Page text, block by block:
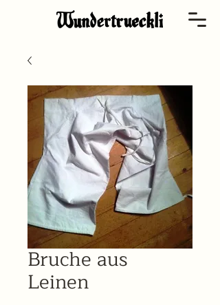
Bruche aus
Leinen